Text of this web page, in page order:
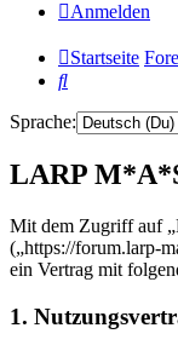
Anmelden
Startseite
Suche
Sprache:
LARP
Mit dem Zugriff auf
(„https://forum.larp-
ein Vertrag mit
1.